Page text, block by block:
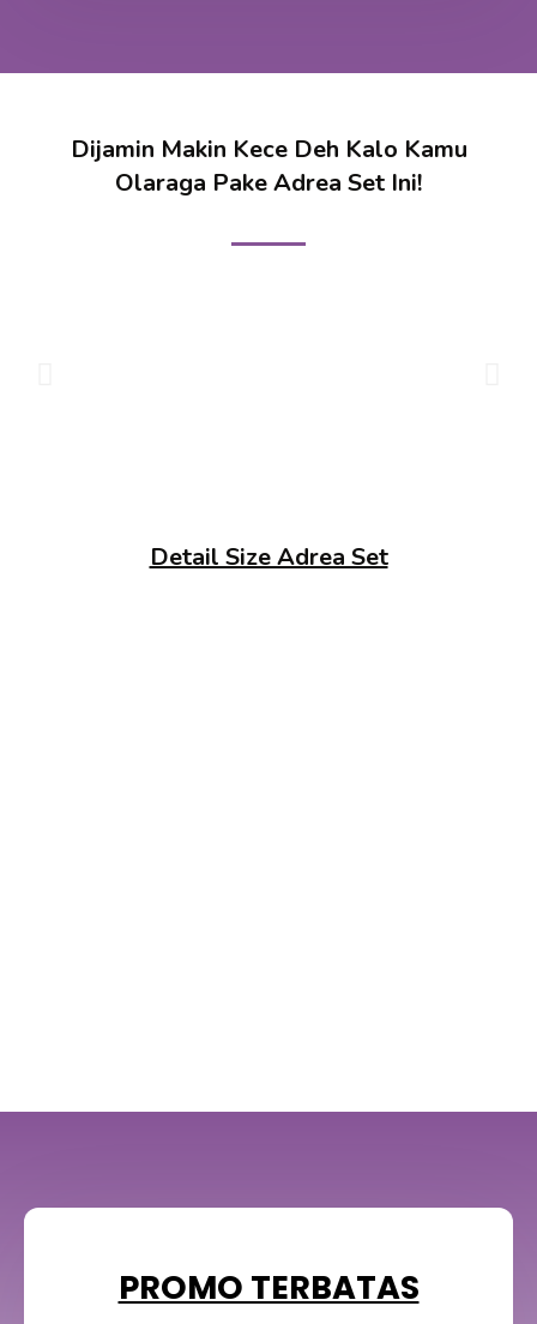
Dijamin Makin Kece Deh Kalo Kamu
Olaraga Pake Adrea Set Ini!
Detail Size Adrea Set
PROMO TERBATAS